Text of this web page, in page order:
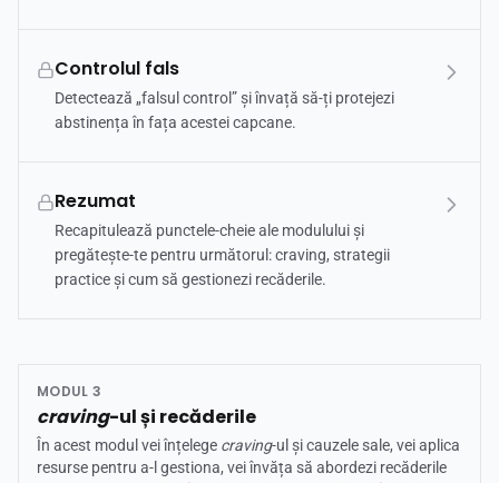
Controlul fals
Detectează „falsul control” și învață să-ți protejezi
abstinența în fața acestei capcane.
Rezumat
Recapitulează punctele-cheie ale modulului și
pregătește-te pentru următorul: craving, strategii
practice și cum să gestionezi recăderile.
MODUL 3
craving-ul și recăderile
În acest modul vei înțelege craving-ul și cauzele sale, vei aplica
resurse pentru a-l gestiona, vei învăța să abordezi recăderile